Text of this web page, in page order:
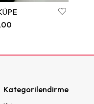
Kategorilendirme